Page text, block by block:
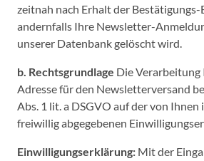
zeitnah nach Erhalt der
andernfalls Ihre Newsletter-
unserer Datenbank gelöscht wird.
b. Rechtsgrundlage Die Verarbeitung
Adresse für den Newsletterversand
Abs. 1 lit. a DSGVO auf der von Ihnen
freiwillig abgegebenen
Einwilligungserklärung: Mit der